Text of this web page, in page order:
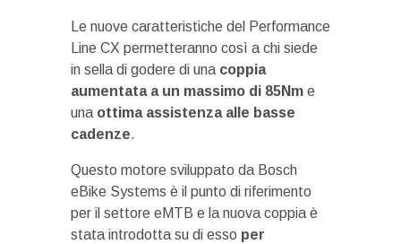
Le nuove caratteristiche del Performance
Line CX permetteranno così a chi siede
in sella di godere di una coppia
aumentata a un massimo di 85Nm e
una ottima assistenza alle basse
cadenze.
Questo motore sviluppato da Bosch
eBike Systems è il punto di riferimento
per il settore eMTB e la nuova coppia è
stata introdotta su di esso per